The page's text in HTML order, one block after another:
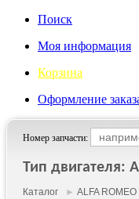
Поиск
Моя информация
Корзина
Оформление
Номер запчасти:
Тип двигателя:
Каталог ► ALFA ROMEO